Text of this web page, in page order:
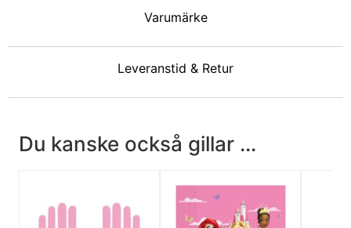
Varumärke
Leveranstid & Retur
Du kanske också gillar ...